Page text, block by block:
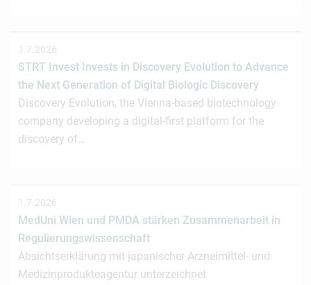
1.7.2026
STRT Invest Invests in Discovery Evolution to Advance
the Next Generation of Digital Biologic Discovery
Discovery Evolution, the Vienna-based biotechnology
company developing a digital-first platform for the
discovery of…
1.7.2026
MedUni Wien und PMDA stärken Zusammenarbeit in
Regulierungswissenschaft
Absichtserklärung mit japanischer Arzneimittel- und
Medizinprodukteagentur unterzeichnet